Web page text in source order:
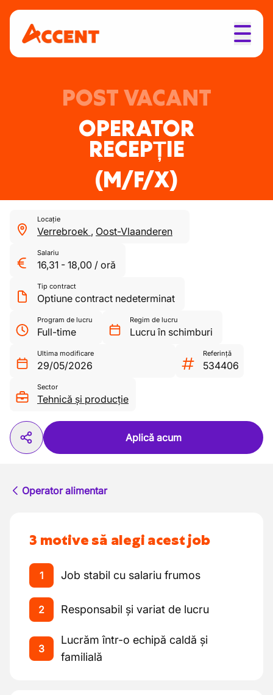
POST VACANT
OPERATOR
RECEPȚIE
(M/F/X)
Locație
Verrebroek , Oost-Vlaanderen
Salariu
16,31 - 18,00 / oră
Tip contract
Optiune contract nedeterminat
Program de lucru
Full-time
Regim de lucru
Lucru în schimburi
Ultima modificare
29/05/2026
Referință
534406
Sector
Tehnică și producție
Aplică acum
Operator alimentar
3 motive să alegi acest job
1 Job stabil cu salariu frumos
2 Responsabil și variat de lucru
3
Lucrăm într-o echipă caldă și
familială